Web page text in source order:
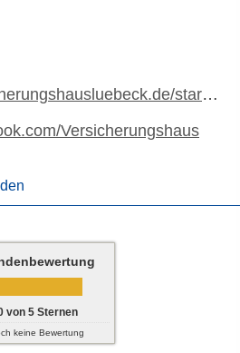
startseite
Versicherungshaus
von 5Sternen
keine Bewertung